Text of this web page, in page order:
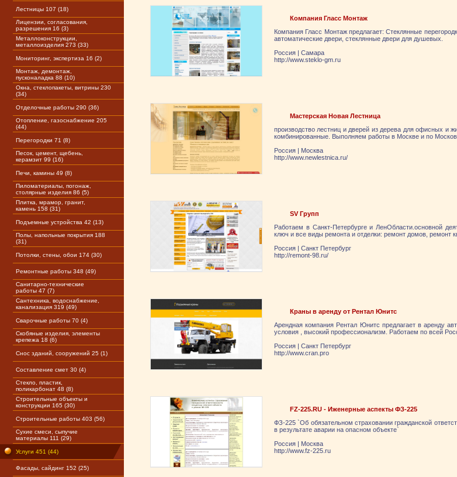
Лестницы 107 (18)
Лицензии, согласования,
разрешения 16 (3)
Металлоконструкции,
металлоизделия 273 (33)
Мониторинг, экспертиза 16 (2)
Монтаж, демонтаж,
пусконаладка 88 (10)
Окна, стеклопакеты, витрины 230
(34)
Отделочные работы 290 (36)
Отопление, газоснабжение 205
(44)
Перегородки 71 (8)
Песок, цемент, щебень,
керамзит 99 (16)
Печи, камины 49 (8)
Пиломатериалы, погонаж,
столярные изделия 86 (5)
Плитка, мрамор, гранит,
камень 158 (31)
Подъемные устройства 42 (13)
Полы, напольные покрытия 188
(31)
Потолки, стены, обои 174 (30)
Ремонтные работы 348 (49)
Санитарно-технические
работы 47 (7)
Сантехника, водоснабжение,
канализация 319 (49)
Сварочные работы 70 (4)
Скобяные изделия, элементы
крепежа 18 (6)
Снос зданий, сооружений 25 (1)
Составление смет 30 (4)
Стекло, пластик,
поликарбонат 48 (8)
Строительные объекты и
конструкции 165 (30)
Строительные работы 403 (56)
Сухие смеси, сыпучие
материалы 111 (29)
Услуги 451 (44)
Фасады, сайдинг 152 (25)
Компания Гласс Монтаж
Компания Гласс Монтаж предлагает: Стеклянные
автоматические двери, стеклянные двери для душевых.
Россия | Самара
http://www.steklo-gm.ru
Мастерская Новая Лестница
производство лестниц и дверей из дерева для офисных и
комбинированные. Выполняем работы в Москве и по
Россия | Москва
http://www.newlestnica.ru/
SV Групп
Работаем в Санкт-Петербурге и ЛенОбласти.основной
ключ и все виды ремонта и отделки: ремонт домов, ремонт
Россия | Санкт Петербург
http://remont-98.ru/
Краны в аренду от Рентал Юнитс
Арендная компания Рентал Юнитс предлагает в аренду
условия , высокий профессионализм. Работаем по всей
Россия | Санкт Петербург
http://www.cran.pro
FZ-225.RU - Иженерные аспекты ФЗ-225
ФЗ-225 `Об обязательном страховании гражданской
в результате аварии на опасном объекте`
Россия | Москва
http://www.fz-225.ru